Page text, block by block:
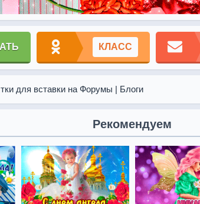
КЛАСС
для вставки на Форумы | Блоги
Рекомендуем